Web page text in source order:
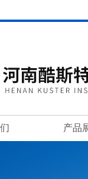
产品